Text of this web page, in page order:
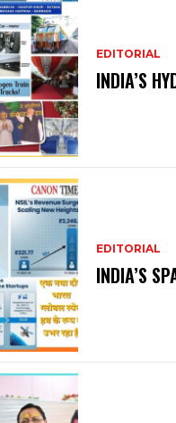
EDITORIAL
INDIA’S
EDITORIAL
INDIA’S